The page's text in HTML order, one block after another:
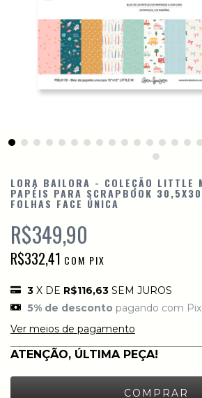
LORA BAILORA - COLEÇÃO LITTLE
PAPÉIS PARA SCRAPBOOK
FOLHAS FACE ÚNICA
R$349,90
R$332,41 COM PIX
3 X DE R$116,63 SEM JUROS
5% de desconto pagando com Pix
Ver meios de pagamento
ATENÇÃO, ÚLTIMA PEÇA!